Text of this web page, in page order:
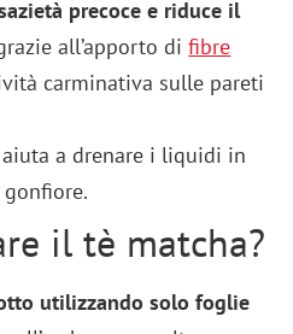
precoce e riduce il
all’apporto difibre
carminativa sulle pareti
a drenare i liquidi in
il tè matcha?
utilizzando solo foglie